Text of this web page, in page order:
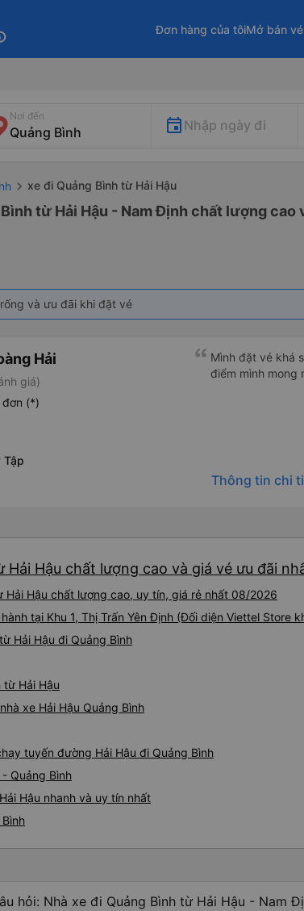
Đơn hàng của tôiMở bán
Nơi đến
Nhập ngày đi
xe đi Quảng Bình từ Hải Hậu
từ Hải Hậu - Nam Định chất lượng cao
và ưu đãi khi đặt vé
Hải
giá)
(*)
Tập
Mình đặt vé khá
điểm mình mong
Thông tin chi
Hậu chất lượng cao và giá vé ưu đãi
Hải Hậu chất lượng cao, uy tín, giá rẻ nhất 08/2026
tại Khu 1, Thị Trấn Yên Định (Đối diện Viettel Store
Hải Hậu đi Quảng Bình
Hải Hậu
xe Hải Hậu Quảng Bình
tuyến đường Hải Hậu đi Quảng Bình
Quảng Bình
Hậu nhanh và uy tín nhất
hỏi: Nhà xe đi Quảng Bình từ Hải Hậu - Nam